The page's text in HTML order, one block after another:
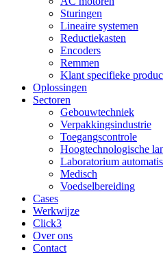
Sturingen
Lineaire systemen
Reductiekasten
Encoders
Remmen
Klant specifieke
Oplossingen
Sectoren
Gebouwtechniek
Verpakkingsindustrie
Toegangscontrole
Hoogtechnologische
Laboratorium
Medisch
Voedselbereiding
Cases
Werkwijze
Click3
Over ons
Contact